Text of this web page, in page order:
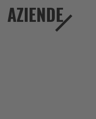
AZIENDE